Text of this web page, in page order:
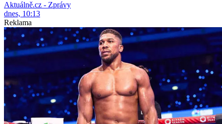
Aktuálně.cz - Zprávy
dnes, 10:13
Reklama